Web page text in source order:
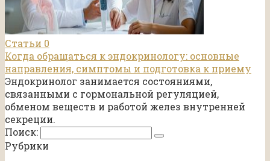
Статьи 0
Когда обращаться к эндокринологу: основные
направления, симптомы и подготовка к приему
Эндокринолог занимается состояниями,
связанными с гормональной регуляцией,
обменом веществ и работой желез внутренней
секреции.
Поиск:
Рубрики